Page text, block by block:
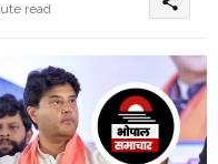
read